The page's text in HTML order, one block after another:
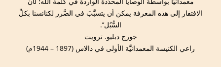
الافتقار إلى هذه المعرفة يمكن أن يتسبَّبَ في الضَّرر لكنائسنا بكلِّ
السُّبُل’’.
جورج دبليو. ترويت
راعي الكنيسة المعمدانيَّة الأولى في دالاس (1897 – 1944م)